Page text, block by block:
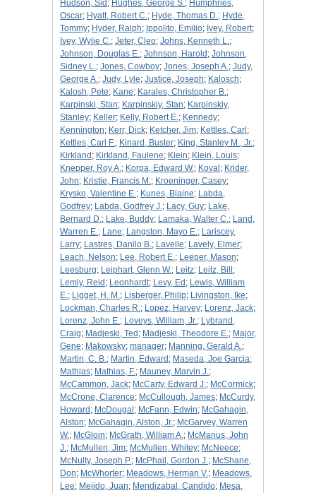
Hudson, Sid ; Hughes, George S.; Humphries,
Oscar; Hyatt, Robert C.; Hyde, Thomas D.; Hyde,
Tommy; Hyder, Ralph; Ippolito, Emilio; Ivey, Robert;
Ivey, Wylie C.; Jeter, Cleo; Johns, Kenneth L.;
Johnson, Douglas E.; Johnson, Harold ; Johnson,
Sidney L.; Jones, Cowboy; Jones, Joseph A.; Judy,
George A.; Judy, Lyle; Justice, Joseph; Kalosch;
Kalosh, Pete; Kane; Karales, Christopher B.;
Karpinski, Stan; Karpinskiy, Stan; Karpinskiy,
Stanley; Keller; Kelly, Robert E.; Kennedy;
Kennington; Kerr, Dick; Ketcher, Jim; Kettles, Carl ;
Kettles, Carl F.; Kinard, Buster; King, Stanley M., Jr.;
Kirkland ; Kirkland, Faulene; Klein; Klein, Louis;
Knepper, Roy A.; Korpa, Edward W.; Koval ; Krider,
John; Kristie, Francis M.; Kroeninger, Casey;
Krysko, Valentine E.; Kunes, Blaine; Labda,
Godfrey; Labda, Godfrey J.; Lacy, Guy; Lake,
Bernard D.; Lake, Buddy; Lamaka, Walter C.; Land,
Warren E.; Lane; Langston, Mayo E.; Lariscey,
Larry; Lastres, Danilo B.; Lavelle; Lavely, Elmer;
Leach, Nelson; Lee, Robert E.; Leeper, Mason;
Leesburg; Leiphart, Glenn W.; Leitz; Leitz, Bill ;
Lemly, Reid ; Leonhardt; Levy, Ed ; Lewis, William
E.; Ligget, H. M.; Lisberger, Philip; Livingston, Ike;
Lockman, Charles R.; Lopez, Harvey; Lorenz, Jack;
Lorenz, John E.; Loveys, William, Jr.; Lybrand,
Craig; Madjeski, Ted ; Madjeski, Theodore E.; Major,
Gene; Makowsky; manager; Manning, Gerald A.;
Martin, C. B.; Martin, Edward ; Maseda, Joe Garcia;
Mathias; Mathias, F.; Mauney, Marvin J.;
McCammon, Jack; McCarty, Edward J.; McCormick;
McCrone, Clarence; McCullough, James; McCurdy,
Howard ; McDougal ; McFann, Edwin; McGahagin,
Alston; McGahagin, Alston, Jr.; McGarvey, Warren
W.; McGloin; McGrath, William A.; McManus, John
J.; McMullen, Jim; McMullen, Whitey; McNeece;
McNulty, Joseph P.; McPhail, Gordon J.; McShane,
Don; McWhorter; Meadows, Herman V.; Meadows,
Lee; Mejido, Juan; Mendizabal, Candido; Mesa,